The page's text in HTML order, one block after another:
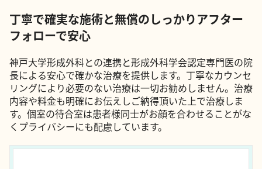
丁寧で確実な施術と無償のしっかりアフター
フォローで安心
神戸大学形成外科との連携と形成外科学会認定専門医の院
長による安心で確かな治療を提供します。丁寧なカウンセ
リングにより必要のない治療は一切お勧めしません。治療
内容や料金も明確にお伝えしご納得頂いた上で治療しま
す。個室の待合室は患者様同士がお顔を合わせることがな
くプライバシーにも配慮しています。